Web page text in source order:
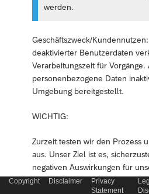
werden.
Geschäftszweck/
deaktivierter Benutzerdaten
Verarbeitungszeit für
personenbezogene Daten
Umgebung bereitgestellt.
WICHTIG:
Zurzeit testen wir den Prozess
aus. Unser Ziel ist es,
negativen Auswirkungen für
alle relevanten Szenarios
Copyright Disclaimer
Privacy
Statement